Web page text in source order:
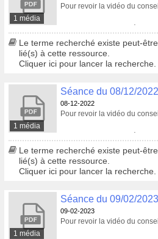
1 média
Pour revoir la vidéo du conseil
Le terme recherché existe peut-
lié(s) à cette ressource.
Cliquer ici pour lancer la recherche.
1 média
Séance du 08/12/2022
08-12-2022
Pour revoir la vidéo du conseil
Le terme recherché existe peut-
lié(s) à cette ressource.
Cliquer ici pour lancer la recherche.
1 média
Séance du 09/02/2023
09-02-2023
Pour revoir la vidéo du conseil